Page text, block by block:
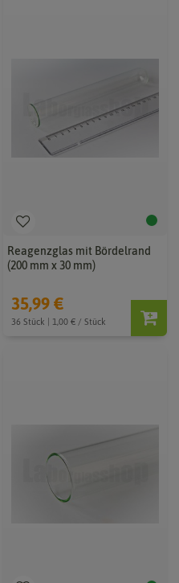
Reagenzglas mit Bördelrand
(200 mm x 30 mm)
35,99 €
36 Stück | 1,00 € / Stück